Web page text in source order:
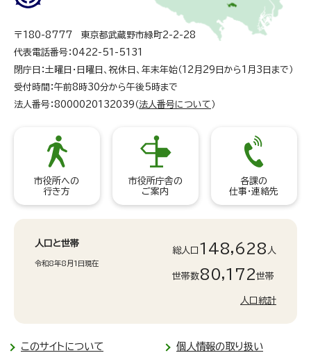
〒180-8777 東京都武蔵野市緑町2-2-28
代表電話番号：0422-51-5131
閉庁日：土曜日・日曜日、祝休日、年末年始（12月29日から1月3日まで）
受付時間：午前8時30分から午後5時まで
法人番号：8000020132039（ 法人番号について ）
市役所への
行き方
市役所庁舎の
ご案内
各課の
仕事・連絡先
人口と世帯
令和8年8月1日現在
総人口 148,628 人
世帯数80,172世帯
人口統計
このサイトについて 個人情報の取り扱い